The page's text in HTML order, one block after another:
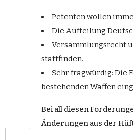
Petenten wollen
Die Aufteilung
Versammlungsrecht
stattfinden.
Sehr fragwürdig: Die
bestehenden Waffen
Bei all diesen
Änderungen aus der